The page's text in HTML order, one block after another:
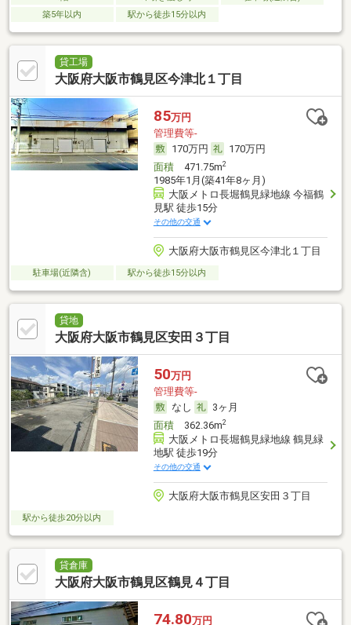
築5年以内
駅から徒歩15分以内
貸工場
大阪府大阪市鶴見区今津北１丁目
85万円
管理費等-
170万円
170万円
面積471.75m2
1985年1月(築41年8ヶ月)
大阪メトロ長堀鶴見緑地線 今福鶴
見駅 徒歩15分
その他の交通
大阪府大阪市鶴見区今津北１丁目
駐車場(近隣含) 駅から徒歩15分以内
貸地
大阪府大阪市鶴見区安田３丁目
50万円
管理費等-
なし
3ヶ月
面積362.36m2
大阪メトロ長堀鶴見緑地線 鶴見緑
地駅 徒歩19分
その他の交通
大阪府大阪市鶴見区安田３丁目
駅から徒歩20分以内
貸倉庫
大阪府大阪市鶴見区鶴見４丁目
74.80万円